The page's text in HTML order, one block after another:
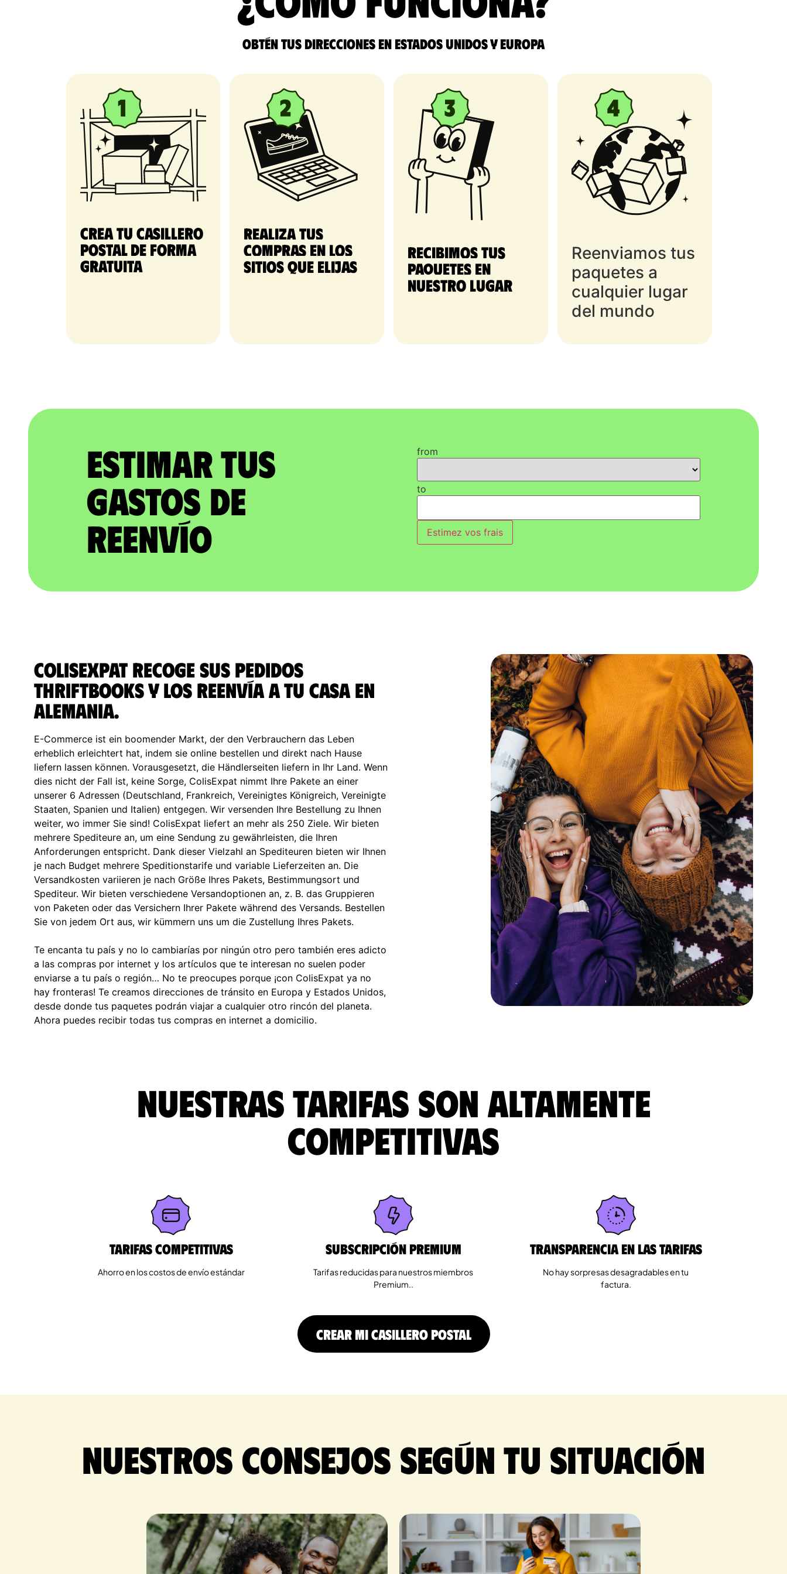
Obtén tus direcciones en Estados Unidos y Europa
Crea tu casillero
postal de forma
gratuita​
Realiza tus
compras en los
sitios que elijas
Recibimos tus
paquetes en
nuestro lugar
Reenviamos tus
paquetes a
cualquier lugar
del mundo
Estimar tus
gastos de
reenvío
from
to
Estimez vos frais
ColisExpat recoge sus pedidos
thriftbooks y los reenvía a tu casa en
Alemania.
E-Commerce ist ein boomender Markt, der den Verbrauchern das Leben
erheblich erleichtert hat, indem sie online bestellen und direkt nach Hause
liefern lassen können. Vorausgesetzt, die Händlerseiten liefern in Ihr Land. Wenn
dies nicht der Fall ist, keine Sorge, ColisExpat nimmt Ihre Pakete an einer
unserer 6 Adressen (Deutschland, Frankreich, Vereinigtes Königreich, Vereinigte
Staaten, Spanien und Italien) entgegen. Wir versenden Ihre Bestellung zu Ihnen
weiter, wo immer Sie sind! ColisExpat liefert an mehr als 250 Ziele. Wir bieten
mehrere Spediteure an, um eine Sendung zu gewährleisten, die Ihren
Anforderungen entspricht. Dank dieser Vielzahl an Spediteuren bieten wir Ihnen
je nach Budget mehrere Speditionstarife und variable Lieferzeiten an. Die
Versandkosten variieren je nach Größe Ihres Pakets, Bestimmungsort und
Spediteur. Wir bieten verschiedene Versandoptionen an, z. B. das Gruppieren
von Paketen oder das Versichern Ihrer Pakete während des Versands. Bestellen
Sie von jedem Ort aus, wir kümmern uns um die Zustellung Ihres Pakets.
Te encanta tu país y no lo cambiarías por ningún otro pero también eres adicto
a las compras por internet y los artículos que te interesan no suelen poder
enviarse a tu país o región… No te preocupes porque ¡con ColisExpat ya no
hay fronteras! Te creamos direcciones de tránsito en Europa y Estados Unidos,
desde donde tus paquetes podrán viajar a cualquier otro rincón del planeta.
Ahora puedes recibir todas tus compras en internet a domicilio.
Nuestras tarifas son altamente
competitivas
Tarifas competitivas
Ahorro en los costos de envío estándar
Subscripción Premium
Tarifas reducidas para nuestros miembros
Premium..
Transparencia en las tarifas
No hay sorpresas desagradables en tu
factura.
CREAR MI CASILLERO POSTAL
Nuestros consejos según tu situación